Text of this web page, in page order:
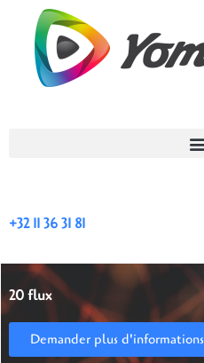
+32 11 36 31 81
20 flux
Demander plus d'informations